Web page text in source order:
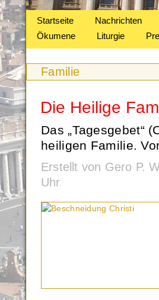
Startseite Nachrichten
Ökumene
Liturgie
Familie
Die Heilige
Das „Tagesgebet“
heiligen Familie.
Erstellt von Gero P.
Uhr